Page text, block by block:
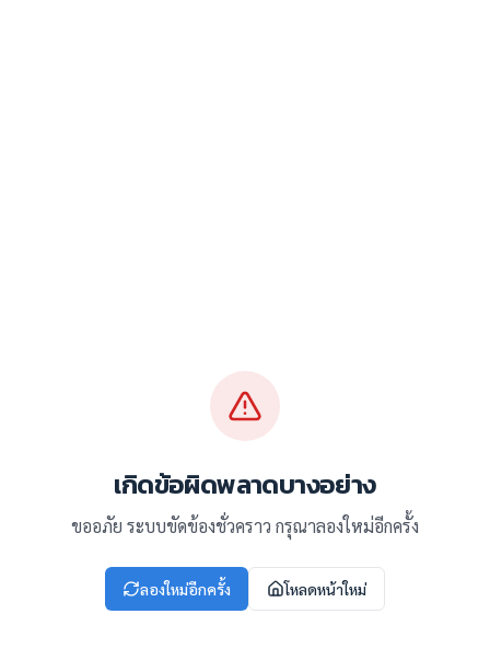
เกิดข้อผิดพลาดบางอย่าง
ขออภัย ระบบขัดข้องชั่วคราว กรุณาลองใหม่อีกครั้ง
ลองใหม่อีกครั้ง โหลดหน้าใหม่